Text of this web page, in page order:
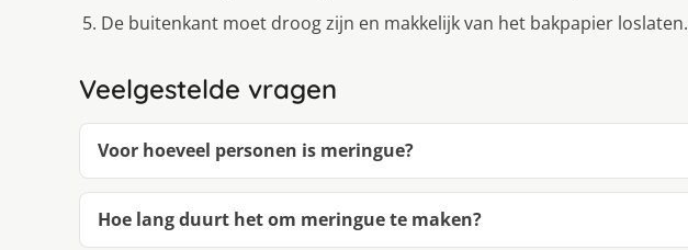
De buitenkant moet droog zijn en makkelijk van het bakpapier loslaten.
Veelgestelde vragen
Voor hoeveel personen is meringue?
Hoe lang duurt het om meringue te maken?